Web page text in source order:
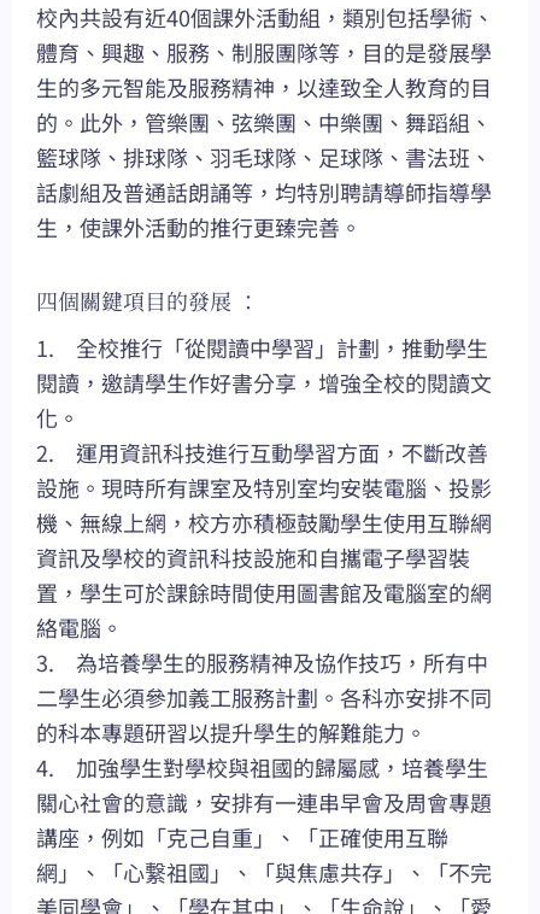
校內共設有近40個課外活動組，類別包括學術、
體育、興趣、服務、制服團隊等，目的是發展學
生的多元智能及服務精神，以達致全人教育的目
的。此外，管樂團、弦樂團、中樂團、舞蹈組、
籃球隊、排球隊、羽毛球隊、足球隊、書法班、
話劇組及普通話朗誦等，均特別聘請導師指導學
生，使課外活動的推行更臻完善。
四個關鍵項目的發展 ：
1. 全校推行「從閱讀中學習」計劃，推動學生
閱讀，邀請學生作好書分享，增強全校的閱讀文
化。
2. 運用資訊科技進行互動學習方面，不斷改善
設施。現時所有課室及特別室均安裝電腦、投影
機、無線上網，校方亦積極鼓勵學生使用互聯網
資訊及學校的資訊科技設施和自攜電子學習裝
置，學生可於課餘時間使用圖書館及電腦室的網
絡電腦。
3. 為培養學生的服務精神及協作技巧，所有中
二學生必須參加義工服務計劃。各科亦安排不同
的科本專題研習以提升學生的解難能力。
4. 加強學生對學校與祖國的歸屬感，培養學生
關心社會的意識，安排有一連串早會及周會專題
講座，例如「克己自重」、「正確使用互聯
網」、「心繋祖國」、「與焦慮共存」、「不完
美同學會」、「學在其中」、「生命說」、「愛